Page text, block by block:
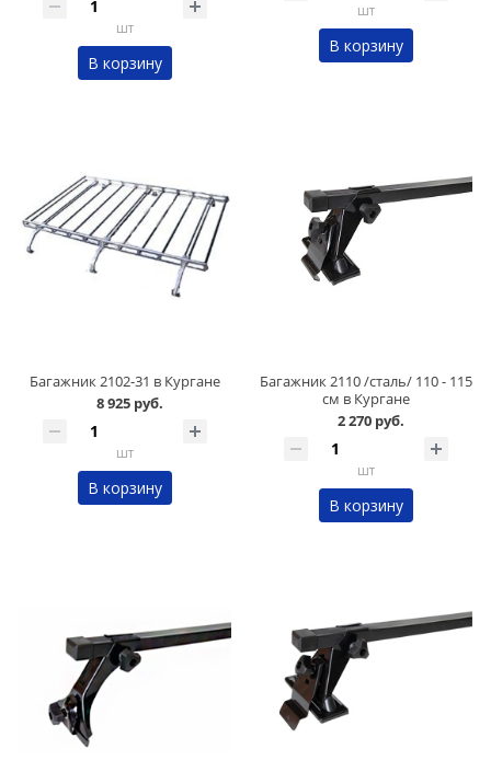
шт
В корзину
шт
В корзину
Багажник 2102-31 в Кургане
8 925 руб.
шт
В корзину
Багажник 2110 /сталь/ 110 - 115
см в Кургане
2 270 руб.
шт
В корзину